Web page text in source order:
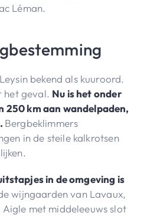
Léman.
bekend als kuuroord.
het geval. Nu is het onder
250 km aan wandelpaden,
Bergbeklimmers
in de steile kalkrotsen
in de omgeving is
wijngaarden van Lavaux,
met middeleeuws slot